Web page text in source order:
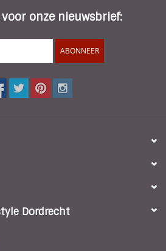
onze nieuwsbrief:
ABONNEER
Dordrecht